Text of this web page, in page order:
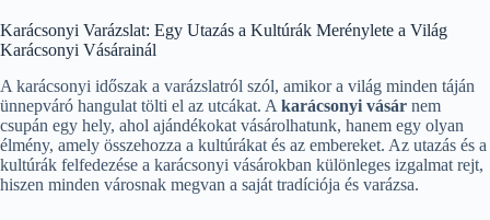
Karácsonyi Varázslat: Egy Utazás a Kultúrák Merénylete a Világ
Karácsonyi Vásárainál
A karácsonyi időszak a varázslatról szól, amikor a világ minden táján
ünnepváró hangulat tölti el az utcákat. A karácsonyi vásár nem
csupán egy hely, ahol ajándékokat vásárolhatunk, hanem egy olyan
élmény, amely összehozza a kultúrákat és az embereket. Az utazás és a
kultúrák felfedezése a karácsonyi vásárokban különleges izgalmat rejt,
hiszen minden városnak megvan a saját tradíciója és varázsa.